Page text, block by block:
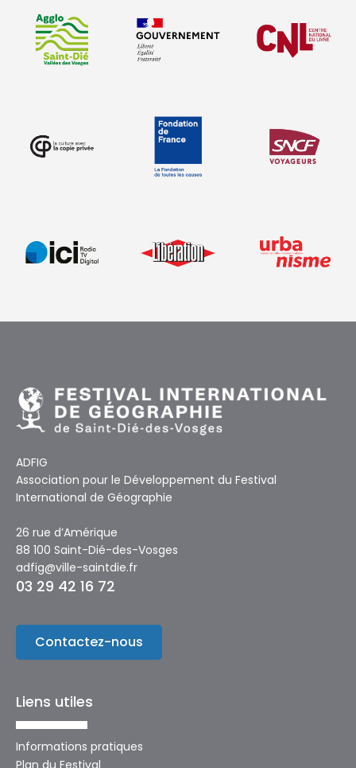
ADFIG
Association pour le Développement du Festival
International de Géographie
26 rue d’Amérique
88 100 Saint-Dié-des-Vosges
adfig@ville-saintdie.fr
03 29 42 16 72
Contactez-nous
Liens utiles
Informations pratiques